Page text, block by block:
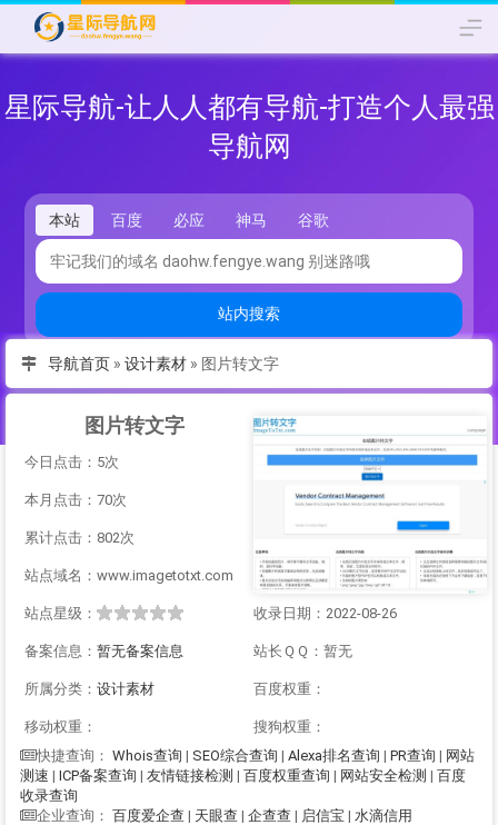
星际导航-让人人都有导航-打造个人最强
导航网
本站 百度 必应 神马 谷歌
站内搜索
导航首页 » 设计素材 » 图片转文字
图片转文字
今日点击：5次
本月点击：70次
累计点击：802次
站点域名：www.imagetotxt.com
站点星级： 收录日期：2022-08-26
备案信息： 暂无备案信息 站长ＱＱ：暂无
所属分类： 设计素材 百度权重：
移动权重： 搜狗权重：
快捷查询： Whois查询 | SEO综合查询 | Alexa排名查询 | PR查询 | 网站
测速 | ICP备案查询 | 友情链接检测 | 百度权重查询 | 网站安全检测 | 百度
收录查询
企业查询： 百度爱企查 | 天眼查 | 企查查 | 启信宝 | 水滴信用